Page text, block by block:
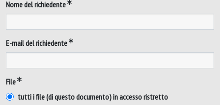
Nome del richiedente
E-mail del richiedente
File
tutti i file (di questo documento) in accesso ristretto